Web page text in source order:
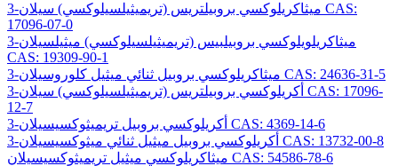
3-ميثاكريلوكسي بروبيلتريس (تريميثيلسيلوكسي) سيلان CAS:
17096-07-0
3-ميثاكريلويلوكسي بروبيلبيس (تريميثيلسيلوكسي) ميثيلسيلان
CAS: 19309-90-1
3-ميثاكريلوكسي بروبيل ثنائي ميثيل كلوروسيلان CAS: 24636-31-5
3-أكريلوكسي بروبيلتريس (تريميثيلسيلوكسي) سيلان CAS: 17096-
12-7
3-أكريلوكسي بروبيل تريميثوكسيسيلان CAS: 4369-14-6
3-أكريلوكسي بروبيل ميثيل ثنائي ميثوكسيسيلان CAS: 13732-00-8
ميثاكريلوكسي ميثيل تريميثوكسيسيلان CAS: 54586-78-6